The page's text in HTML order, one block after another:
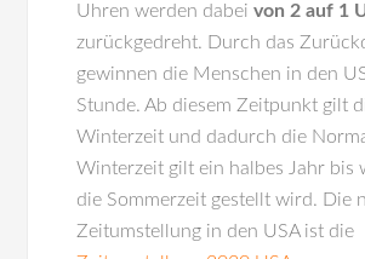
Uhren werden dabeivon 2 auf 1
zurückgedreht. Durch das
gewinnen die Menschen in den
Stunde. Ab diesem Zeitpunkt gilt
Winterzeit und dadurch die
Winterzeit gilt ein halbes Jahr bis
die Sommerzeit gestellt wird. Die
Zeitumstellung in den USA ist die